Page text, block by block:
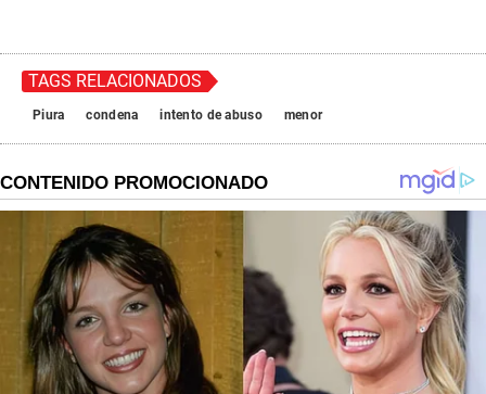
TAGS RELACIONADOS
Piura condena intento de abuso menor